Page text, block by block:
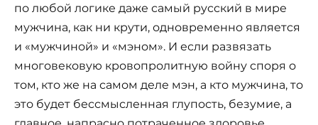
по любой логике даже самый русский в мире
мужчина, как ни крути, одновременно является
и «мужчиной» и «мэном». И если развязать
многовековую кровопролитную войну споря о
том, кто же на самом деле мэн, а кто мужчина, то
это будет бессмысленная глупость, безумие, а